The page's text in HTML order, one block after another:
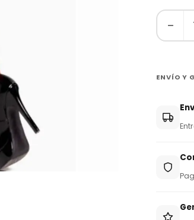
−
ENVÍO Y